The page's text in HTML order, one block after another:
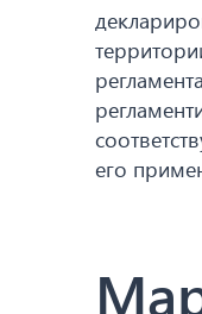
его